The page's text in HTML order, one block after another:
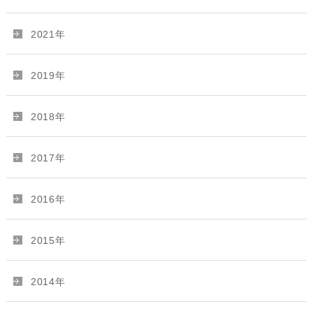
2021年
2019年
2018年
2017年
2016年
2015年
2014年